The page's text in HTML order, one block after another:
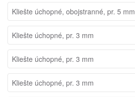
Kliešte úchopné, obojstranné, pr. 5 mm
Kliešte úchopné, pr. 3 mm
Kliešte úchopné, pr. 3 mm
Kliešte úchopné, pr. 3 mm